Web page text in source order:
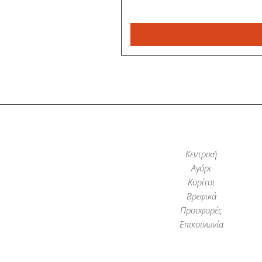
Κεντρική
Αγόρι
Κορίτσι
Βρεφικά
Προσφορές
Επικοινωνία